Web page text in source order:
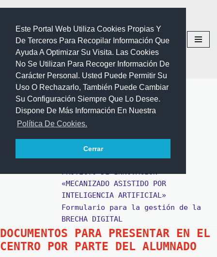
Este Portal Web Utiliza Cookies Propias Y
De Terceros Para Recopilar Información Que
Ayuda A Optimizar Su Visita. Las Cookies
No Se Utilizan Para Recoger Información De
Carácter Personal. Usted Puede Permitir Su
Uso O Rechazarlo, También Puede Cambiar
Su Configuración Siempre Que Lo Desee.
Dispone De Más Información En Nuestra
Política De Cookies.
Cerrar
Saltar
Contenido
Centro De Secundaria,
Bachillerato, Formación
Profesional Y Enseñanzas
Deportivas
EKADE
PLATAFORMAS VIRTUALES
Redes Sociales
RED INNOVAS CANARIAS
Genteneto Radio
ORIENTACIÓN ACADÉMICA
Blog de Orientación
PROYECTO DE INNOVACIÓN
«MECANIZADO ASISTIDO POR
INTELIGENCIA ARTIFICIAL»
Formulario para la gestión de la
BRECHA DIGITAL
DOCUMENTOS PARA PRESENTAR EN EL
CENTRO POR PARTE DEL ALUMNADO